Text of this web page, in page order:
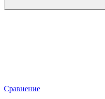
Сравнение